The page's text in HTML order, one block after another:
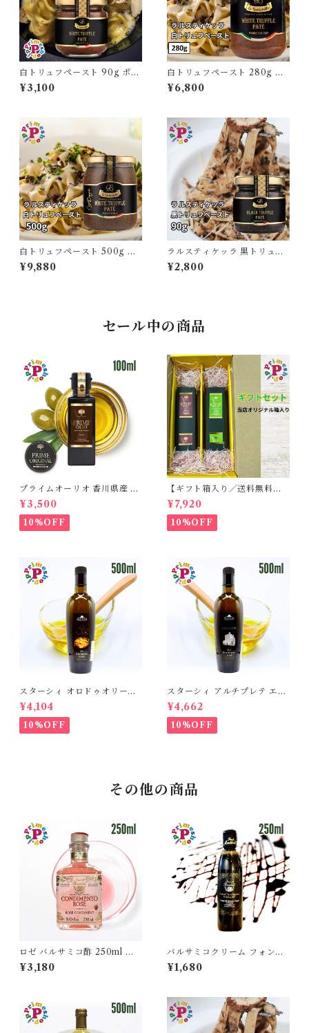
白トリュフペースト 90g ポル
チーニ入り トリュフソース ラ
ルスティケッラ イタリア La R
¥3,100
白トリュフペースト 280g ポ
ルチーニ入り トリュフソース
ラルスティケッラ イタリア La
¥6,800
白トリュフペースト 500g ポ
ルチーニ入り トリュフソース
ラルスティケッラ イタリア La
¥9,880
ラルスティケッラ 黒トリュフ
ペースト 90g ポルチーニ入り
トリュフソース La Rustichell
¥2,800
セール中の商品
プライムオーリオ 香川県産 ミ
ッション種100% エキストラ
バージンオリーブオイル フー
ドアドベンチャー PRIME 高
級
¥3,500
10%OFF
【ギフト箱入り／送料無料】
プライムオーリオ香川ミッシ
ョン エキストラバージンオリ
ーブオイル と プライムオーリ
オ香川ルッカ エキストラバー
¥7,920
10%OFF
スターシィ オロドゥオリーヴ
ァ エキストラバージン オリー
ブオイル 500ml イタリア プ
ーリア産 STASI ORO d'Oliva
スタシィ 酸度0.13 賞味期限2
¥4,104
10%OFF
スターシィ アルチプレテ エキ
ストラバージン オリーブオイ
ル 500ml イタリア プーリア
産 STASI Arciprete スタシ
ィ 酸度0.15 賞味期限2027年3
¥4,662
10%OFF
その他の商品
ロゼ バルサミコ酢 250ml フ
ォンド モンテベロ ピンクバル
サミコ モデナ産 イタリア バル
¥3,180
バルサミコクリーム フォンド
モンテベロ 砂糖不使用 イタリ
ア モデナ 250ml バルサミコ
¥1,680